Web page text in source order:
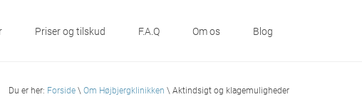
Priser og tilskud F.A.Q Om os Blog
Du er her: Forside \ Om Højbjergklinikken \ Aktindsigt og klagemuligheder